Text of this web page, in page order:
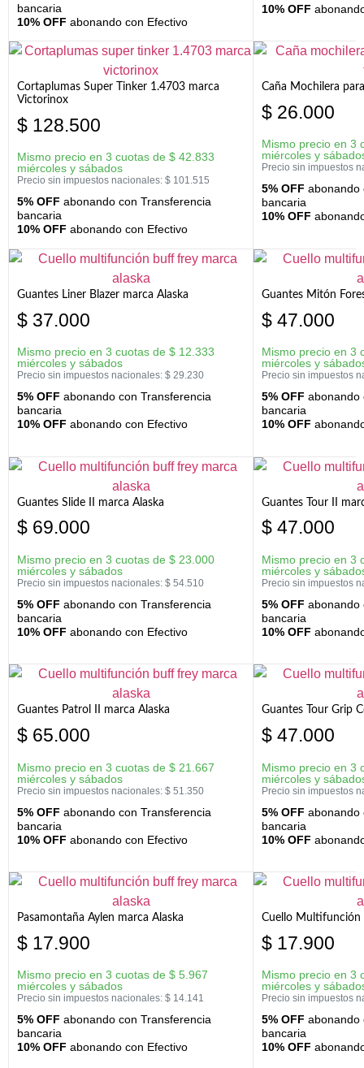
bancaria
10% OFF abonando con Efectivo
10% OFF
Cortaplumas Super Tinker 1.4703 marca
Victorinox
$ 128.500
Mismo precio en 3 cuotas de $ 42.833
miércoles y sábados
Precio sin impuestos nacionales: $ 101.515
5% OFF abonando con Transferencia
bancaria
10% OFF abonando con Efectivo
Caña Mochilera
$ 26.000
Mismo precio en 3
miércoles y
Precio sin impuestos
5% OFF abonando
bancaria
10% OFF
Guantes Liner Blazer marca Alaska
$ 37.000
Mismo precio en 3 cuotas de $ 12.333
miércoles y sábados
Precio sin impuestos nacionales: $ 29.230
5% OFF abonando con Transferencia
bancaria
10% OFF abonando con Efectivo
Guantes Mitón
$ 47.000
Mismo precio en 3
miércoles y
Precio sin impuestos
5% OFF abonando
bancaria
10% OFF
Guantes Slide II marca Alaska
$ 69.000
Mismo precio en 3 cuotas de $ 23.000
miércoles y sábados
Precio sin impuestos nacionales: $ 54.510
5% OFF abonando con Transferencia
bancaria
10% OFF abonando con Efectivo
Guantes Tour II
$ 47.000
Mismo precio en 3
miércoles y
Precio sin impuestos
5% OFF abonando
bancaria
10% OFF
Guantes Patrol II marca Alaska
$ 65.000
Mismo precio en 3 cuotas de $ 21.667
miércoles y sábados
Precio sin impuestos nacionales: $ 51.350
5% OFF abonando con Transferencia
bancaria
10% OFF abonando con Efectivo
Guantes Tour Grip
$ 47.000
Mismo precio en 3
miércoles y
Precio sin impuestos
5% OFF abonando
bancaria
10% OFF
Pasamontaña Aylen marca Alaska
$ 17.900
Mismo precio en 3 cuotas de $ 5.967
miércoles y sábados
Precio sin impuestos nacionales: $ 14.141
5% OFF abonando con Transferencia
bancaria
10% OFF abonando con Efectivo
Cuello Multifunción
$ 17.900
Mismo precio en 3
miércoles y
Precio sin impuestos
5% OFF abonando
bancaria
10% OFF